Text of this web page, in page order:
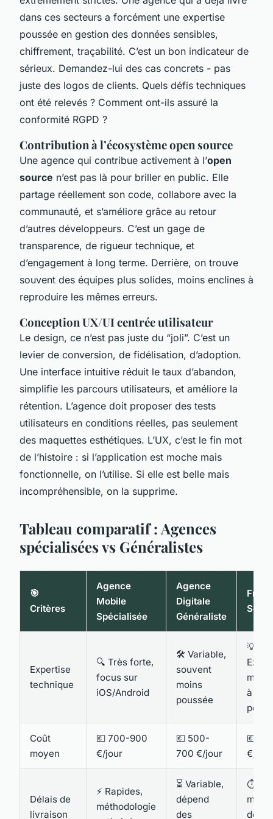
dans ces secteurs a forcément une expertise
poussée en gestion des données sensibles,
chiffrement, traçabilité. C’est un bon indicateur de
sérieux. Demandez-lui des cas concrets - pas
juste des logos de clients. Quels défis techniques
ont été relevés ? Comment ont-ils assuré la
conformité RGPD ?
Contribution à l’écosystème open source
Une agence qui contribue activement à l’open
source n’est pas là pour briller en public. Elle
partage réellement son code, collabore avec la
communauté, et s’améliore grâce au retour
d’autres développeurs. C’est un gage de
transparence, de rigueur technique, et
d’engagement à long terme. Derrière, on trouve
souvent des équipes plus solides, moins enclines à
reproduire les mêmes erreurs.
Conception UX/UI centrée utilisateur
Le design, ce n’est pas juste du “joli”. C’est un
levier de conversion, de fidélisation, d’adoption.
Une interface intuitive réduit le taux d’abandon,
simplifie les parcours utilisateurs, et améliore la
rétention. L’agence doit proposer des tests
utilisateurs en conditions réelles, pas seulement
des maquettes esthétiques. L’UX, c’est le fin mot
de l’histoire : si l’application est moche mais
fonctionnelle, on l’utilise. Si elle est belle mais
incompréhensible, on la supprime.
Tableau comparatif : Agences
spécialisées vs Généralistes
🎯
Critères
Agence
Mobile
Spécialisée
Agence
Digitale
Généraliste
Expertise
technique
🔍 Très forte,
focus sur
iOS/Android
🛠️ Variable,
souvent
moins
poussée
💡
mais
à une
Coût
moyen
💶 700-900
€/jour
💶 500-
700 €/jour
💶
€/jour
Délais de
livraison
⚡ Rapides,
méthodologie
⏳ Variable,
dépend
des
⏱️
mais